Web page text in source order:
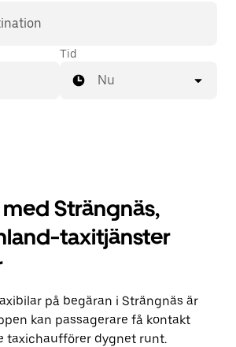
Tid
Nu
Strängnäs,
taxitjänster
på begäran i Strängnäs är
kan passagerare få kontakt
taxichaufförer dygnet runt.